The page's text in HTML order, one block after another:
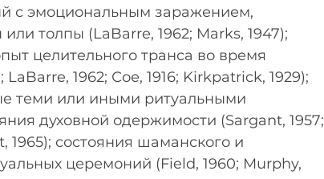
с эмоциональным заражением,
толпы (LaBarre, 1962; Marks, 1947);
целительного транса во время
1962; Сое, 1916; Kirkpatrick, 1929);
теми или иными ритуальными
духовной одержимости (Sargant, 1957;
1965); состояния шаманского и
церемоний (Field, 1960; Murphy,